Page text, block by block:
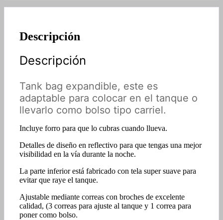
Descripción
Descripción
Tank bag expandible, este es
adaptable para colocar en el tanque o
llevarlo como bolso tipo carriel.
Incluye forro para que lo cubras cuando llueva.
Detalles de diseño en reflectivo para que tengas una mejor
visibilidad en la vía durante la noche.
La parte inferior está fabricado con tela super suave para
evitar que raye el tanque.
Ajustable mediante correas con broches de excelente
calidad, (3 correas para ajuste al tanque y 1 correa para
poner como bolso.